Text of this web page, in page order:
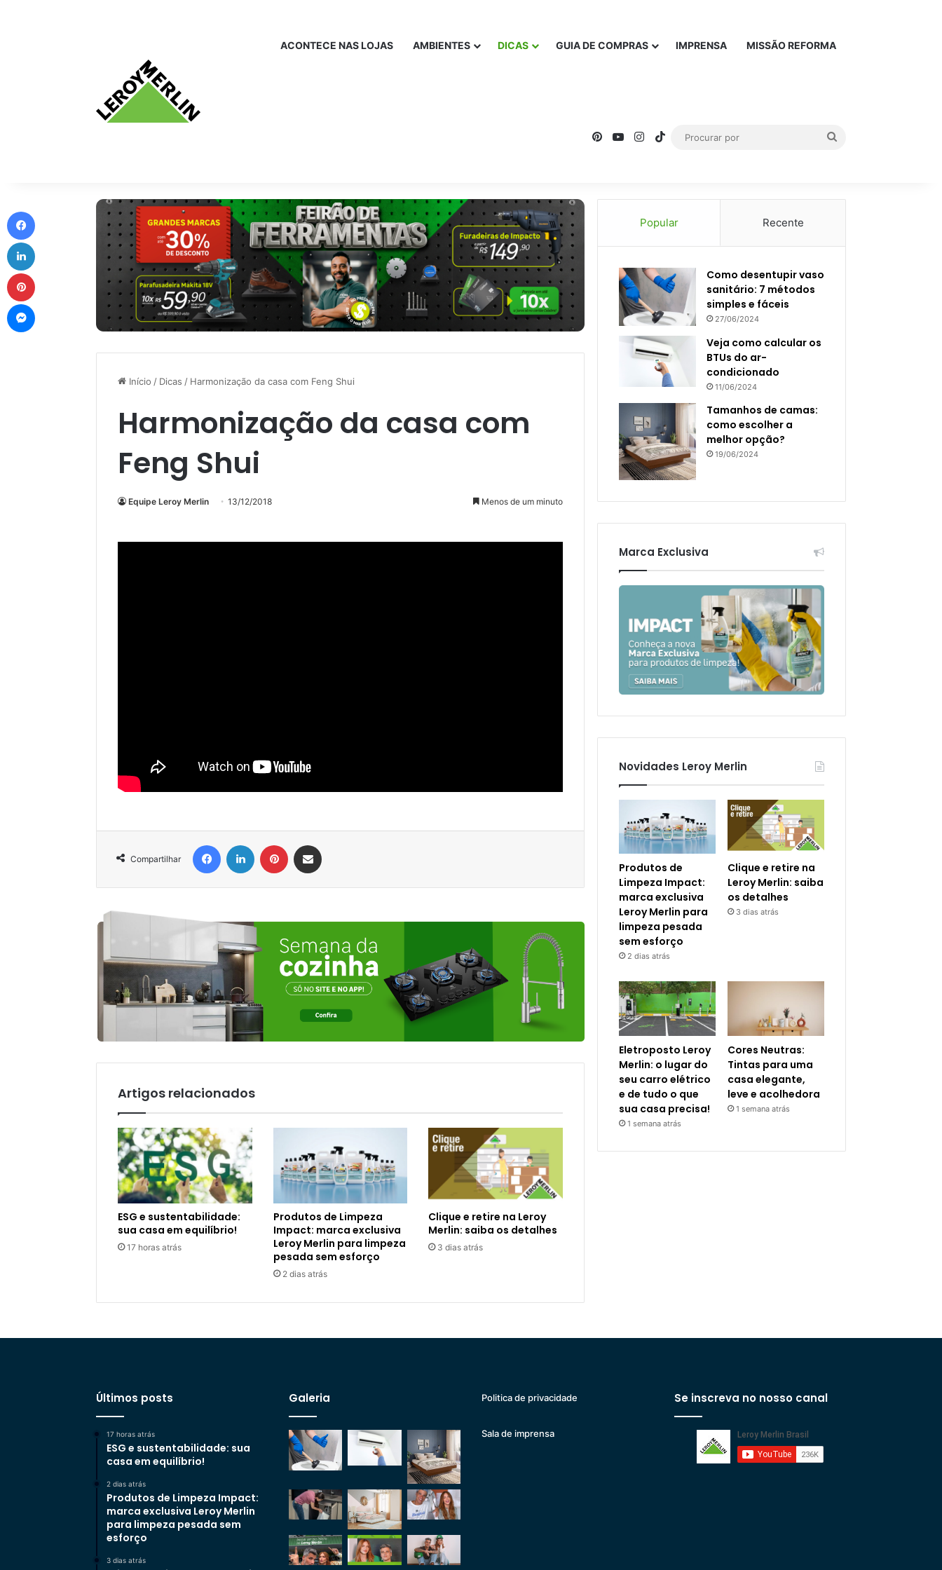
ACONTECE NAS LOJAS AMBIENTES DICAS GUIA DE COMPRAS IMPRENSA MISSÃO REFORMA
PinterestYouTubeInstagram
TikTok
Início / Dicas / Harmonização da casa com Feng Shui
Harmonização da casa com
Feng Shui
Equipe Leroy Merlin 13/12/2018 Menos de um minuto
Compartilhar
FacebookLinkedin Pinterest
Artigos relacionados
ESG e sustentabilidade:
sua casa em equilíbrio!
17 horas atrás
Produtos de Limpeza
Impact: marca exclusiva
Leroy Merlin para limpeza
pesada sem esforço
2 dias atrás
Clique e retire na Leroy
Merlin: saiba os detalhes
3 dias atrás
Popular Recente
Como desentupir vaso
sanitário: 7 métodos
simples e fáceis
27/06/2024
Veja como calcular os
BTUs do ar-
condicionado
11/06/2024
Tamanhos de camas:
como escolher a
melhor opção?
19/06/2024
Marca Exclusiva
Novidades Leroy Merlin
Produtos de
Limpeza Impact:
marca exclusiva
Leroy Merlin para
limpeza pesada
sem esforço
2 dias atrás
Clique e retire na
Leroy Merlin: saiba
os detalhes
3 dias atrás
Eletroposto Leroy
Merlin: o lugar do
seu carro elétrico
e de tudo o que
sua casa precisa!
1 semana atrás
Cores Neutras:
Tintas para uma
casa elegante,
leve e acolhedora
1 semana atrás
Últimos posts
17 horas atrás
ESG e sustentabilidade: sua
casa em equilíbrio!
2 dias atrás
Produtos de Limpeza Impact:
marca exclusiva Leroy Merlin
para limpeza pesada sem
esforço
3 dias atrás
Galeria Politica de privacidade
Sala de imprensa
Se inscreva no nosso canal